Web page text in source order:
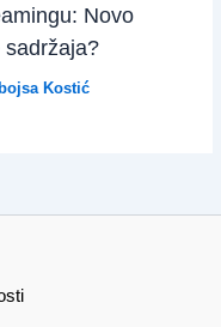
Novo
Kostić